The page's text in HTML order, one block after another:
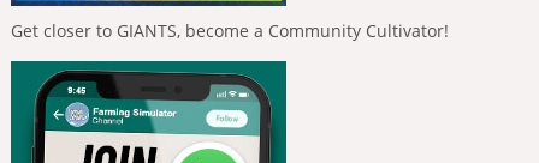
Get closer to GIANTS, become a Community Cultivator!